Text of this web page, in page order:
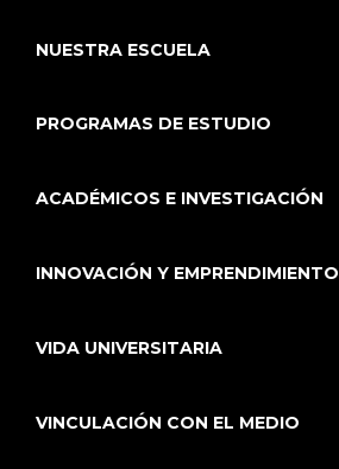
NUESTRA ESCUELA
PROGRAMAS DE ESTUDIO
ACADÉMICOS E INVESTIGACIÓN
INNOVACIÓN Y EMPRENDIMIENTO
VIDA UNIVERSITARIA
VINCULACIÓN CON EL MEDIO